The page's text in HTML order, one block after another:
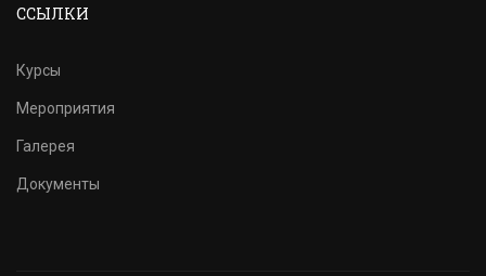
ССЫЛКИ
Курсы
Мероприятия
Галерея
Документы